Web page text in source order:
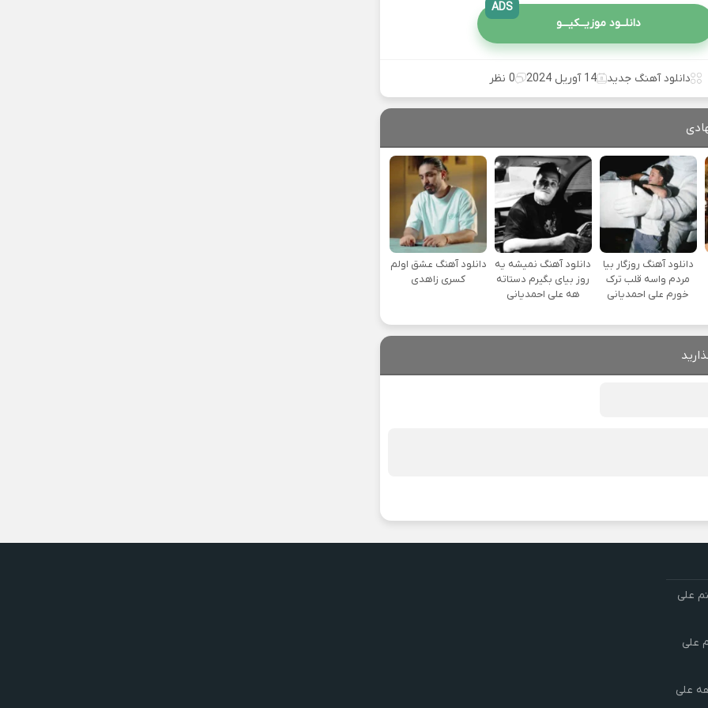
دانلــود موزیــکیـــو
ADS
دانلود آهنگ جدید 14 آوریل 2024 0 نظر
دانلود آهنگ روزگار بیا
مردم واسه قلب ترک
خورم علی احمدیانی
دانلود آهنگ نمیشه یه
روز بیای بگیرم دستاته
هه علی احمدیانی
دانلود آهنگ عشق اولم
کسری زاهدی
علی
علی
علی